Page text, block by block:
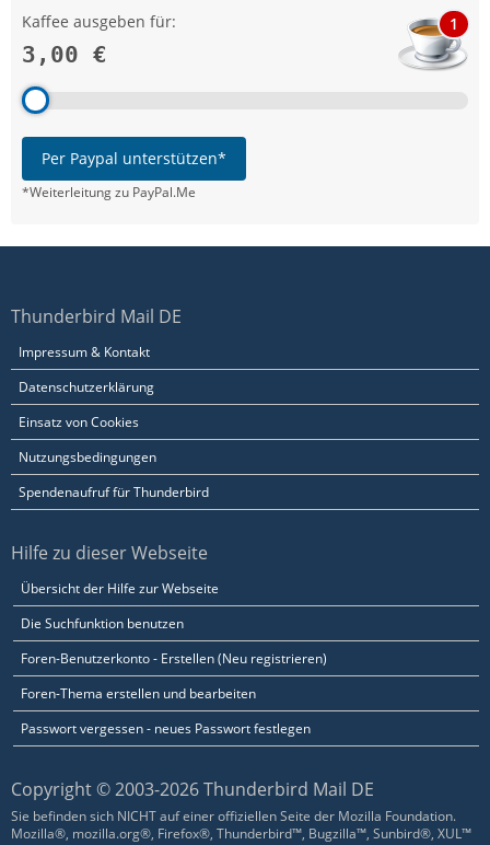
Kaffee ausgeben für:
3,00 €
1
Per Paypal unterstützen*
*Weiterleitung zu PayPal.Me
Thunderbird Mail DE
Impressum & Kontakt
Datenschutzerklärung
Einsatz von Cookies
Nutzungsbedingungen
Spendenaufruf für Thunderbird
Hilfe zu dieser Webseite
Übersicht der Hilfe zur Webseite
Die Suchfunktion benutzen
Foren-Benutzerkonto - Erstellen (Neu registrieren)
Foren-Thema erstellen und bearbeiten
Passwort vergessen - neues Passwort festlegen
Copyright © 2003-2026 Thunderbird Mail DE
Sie befinden sich NICHT auf einer offiziellen Seite der Mozilla Foundation.
Mozilla®, mozilla.org®, Firefox®, Thunderbird™, Bugzilla™, Sunbird®, XUL™